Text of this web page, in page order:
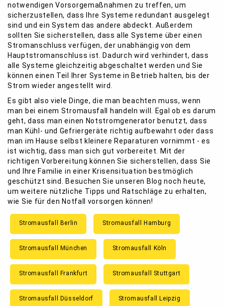
notwendigen Vorsorgemaßnahmen zu treffen, um
sicherzustellen, dass Ihre Systeme redundant ausgelegt
sind und ein System das andere abdeckt. Außerdem
sollten Sie sicherstellen, dass alle Systeme über einen
Stromanschluss verfügen, der unabhängig von dem
Hauptstromanschluss ist. Dadurch wird verhindert, dass
alle Systeme gleichzeitig abgeschaltet werden und Sie
können einen Teil Ihrer Systeme in Betrieb halten, bis der
Strom wieder angestellt wird.
Es gibt also viele Dinge, die man beachten muss, wenn
man bei einem Stromausfall handeln will. Egal ob es darum
geht, dass man einen Notstromgenerator benutzt, dass
man Kühl- und Gefriergeräte richtig aufbewahrt oder dass
man im Hause selbst kleinere Reparaturen vornimmt - es
ist wichtig, dass man sich gut vorbereitet. Mit der
richtigen Vorbereitung können Sie sicherstellen, dass Sie
und Ihre Familie in einer Krisensituation bestmöglich
geschützt sind. Besuchen Sie unseren Blog noch heute,
um weitere nützliche Tipps und Ratschläge zu erhalten,
wie Sie für den Notfall vorsorgen können!
Stromausfall Berlin Stromausfall Hamburg
Stromausfall München Stromausfall Köln
Stromausfall Frankfurt Stromausfall Stuttgart
Stromausfall Düsseldorf Stromausfall Leipzig